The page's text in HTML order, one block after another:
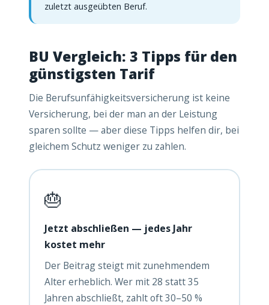
zuletzt ausgeübten Beruf.
BU Vergleich: 3 Tipps für den
günstigsten Tarif
Die Berufsunfähigkeitsversicherung ist keine
Versicherung, bei der man an der Leistung
sparen sollte — aber diese Tipps helfen dir, bei
gleichem Schutz weniger zu zahlen.
🎂
Jetzt abschließen — jedes Jahr
kostet mehr
Der Beitrag steigt mit zunehmendem
Alter erheblich. Wer mit 28 statt 35
Jahren abschließt, zahlt oft 30–50 %